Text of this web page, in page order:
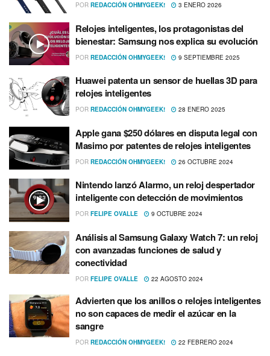
POR REDACCIÓN OHMYGEEK! 3 ENERO 2026
Relojes inteligentes, los protagonistas del
bienestar: Samsung nos explica su evolución
POR REDACCIÓN OHMYGEEK! 9 SEPTIEMBRE 2025
Huawei patenta un sensor de huellas 3D para
relojes inteligentes
POR REDACCIÓN OHMYGEEK! 28 ENERO 2025
Apple gana $250 dólares en disputa legal con
Masimo por patentes de relojes inteligentes
POR REDACCIÓN OHMYGEEK! 26 OCTUBRE 2024
Nintendo lanzó Alarmo, un reloj despertador
inteligente con detección de movimientos
POR FELIPE OVALLE 9 OCTUBRE 2024
Análisis al Samsung Galaxy Watch 7: un reloj
con avanzadas funciones de salud y
conectividad
POR FELIPE OVALLE 22 AGOSTO 2024
Advierten que los anillos o relojes inteligentes
no son capaces de medir el azúcar en la
sangre
POR REDACCIÓN OHMYGEEK! 22 FEBRERO 2024